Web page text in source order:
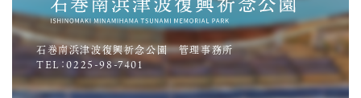
石巻南浜津波復興祈念公園 管理事務所
TEL：0225-98-7401